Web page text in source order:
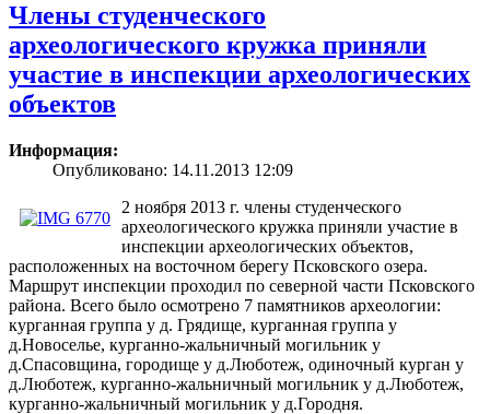
Члены студенческого
археологического кружка приняли
участие в инспекции археологических
объектов
Информация:
Опубликовано: 14.11.2013 12:09
2 ноября 2013 г. члены студенческого
археологического кружка приняли участие в
инспекции археологических объектов,
расположенных на восточном берегу Псковского озера.
Маршрут инспекции проходил по северной части Псковского
района. Всего было осмотрено 7 памятников археологии:
курганная группа у д. Грядище, курганная группа у
д.Новоселье, курганно-жальничный могильник у
д.Спасовщина, городище у д.Люботеж, одиночный курган у
д.Люботеж, курганно-жальничный могильник у д.Люботеж,
курганно-жальничный могильник у д.Городня.